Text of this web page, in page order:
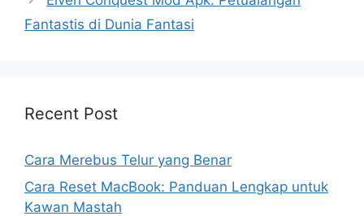
Fantastis di Dunia Fantasi
Recent Post
Cara Merebus Telur yang Benar
Cara Reset MacBook: Panduan Lengkap untuk
Kawan Mastah